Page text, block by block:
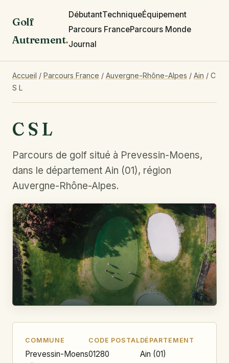
Golf
Autrement.
DébutantTechniqueÉquipement
Parcours FranceParcours Monde
Journal
Accueil / Parcours France / Auvergne-Rhône-Alpes / Ain / C
S L
C S L
Parcours de golf situé à Prevessin-Moens,
dans le département Ain (01), région
Auvergne-Rhône-Alpes.
COMMUNE
Prevessin-Moens
CODE POSTAL
01280
DÉPARTEMENT
Ain (01)